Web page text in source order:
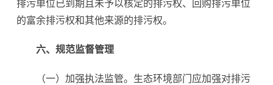
排污单位已到期且未予以核定的排污权、回购排污单位
的富余排污权和其他来源的排污权。
六、规范监督管理
（一）加强执法监管。生态环境部门应加强对排污